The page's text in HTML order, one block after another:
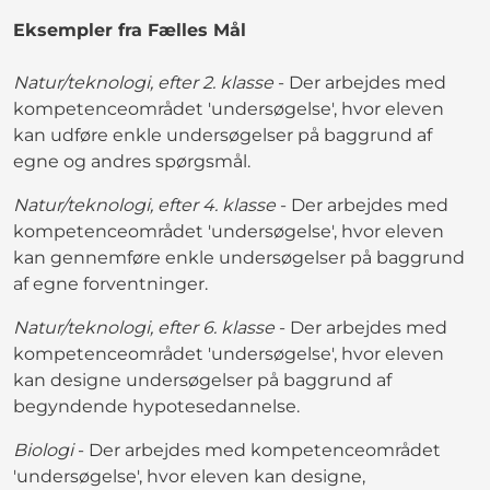
Eksempler fra Fælles Mål
Natur/teknologi, efter 2. klasse - Der arbejdes med
kompetenceområdet 'undersøgelse', hvor eleven
kan udføre enkle undersøgelser på baggrund af
egne og andres spørgsmål.
Natur/teknologi, efter 4. klasse - Der arbejdes med
kompetenceområdet 'undersøgelse', hvor eleven
kan gennemføre enkle undersøgelser på baggrund
af egne forventninger.
Natur/teknologi, efter 6. klasse - Der arbejdes med
kompetenceområdet 'undersøgelse', hvor eleven
kan designe undersøgelser på baggrund af
begyndende hypotesedannelse.
Biologi- Der arbejdes med kompetenceområdet
'undersøgelse', hvor eleven kan designe,